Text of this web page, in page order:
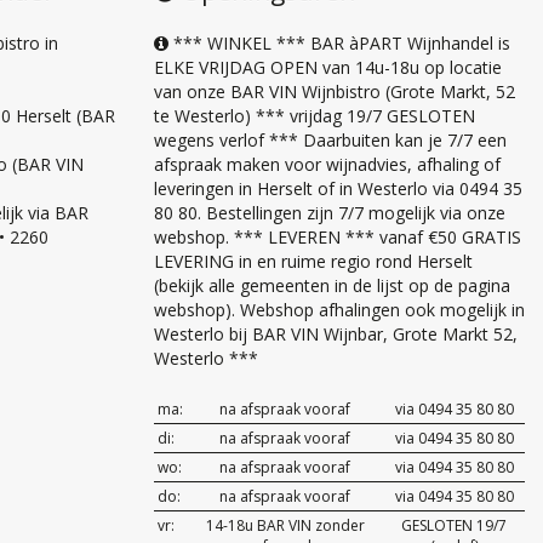
in
Herselt (BAR
(BAR VIN
via BAR
2260
*** WINKEL *** BAR àPART Wijnhandel is
ELKE VRIJDAG OPEN van 14u-18u op locatie
van onze BAR VIN Wijnbistro (Grote Markt, 52
te Westerlo) *** vrijdag 19/7 GESLOTEN
wegens verlof *** Daarbuiten kan je 7/7 een
afspraak maken voor wijnadvies, afhaling of
leveringen in Herselt of in Westerlo via 0494 35
80 80. Bestellingen zijn 7/7 mogelijk via onze
webshop. *** LEVEREN *** vanaf €50 GRATIS
LEVERING in en ruime regio rond Herselt
(bekijk alle gemeenten in de lijst op de pagina
webshop). Webshop afhalingen ook mogelijk in
Westerlo bij BAR VIN Wijnbar, Grote Markt 52,
Westerlo ***
ma: na afspraak vooraf
via 0494 35 80 80
di:
na afspraak vooraf
via 0494 35 80 80
wo:
na afspraak vooraf
via 0494 35 80 80
do:
na afspraak vooraf
via 0494 35 80 80
vr:
14-18u BAR VIN zonder
GESLOTEN 19/7